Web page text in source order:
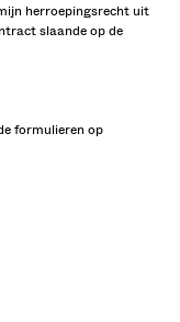
herroepingsrecht uit
slaande op de
formulieren op